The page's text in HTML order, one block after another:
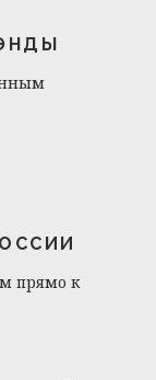
прямо к